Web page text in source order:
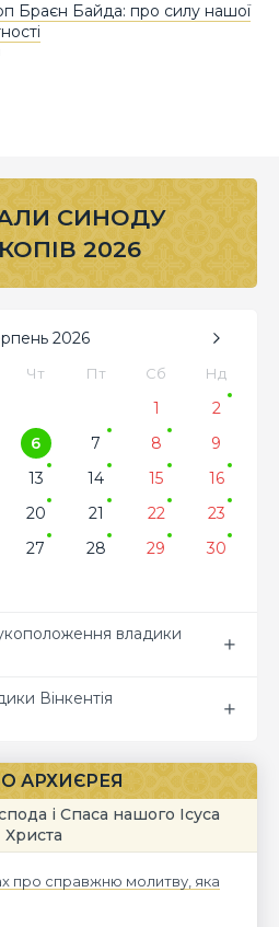
Браєн Байда: про силу нашої
СИНОДУ
2026
2026
Чт Пт Сб Нд
1
2
6 7 8
9
13 14 15
16
20 21 22
23
27 28 29
30
владики
Вінкентія
АРХИЄРЕЯ
і Спаса нашого Ісуса
Христа
про справжню молитву, яка